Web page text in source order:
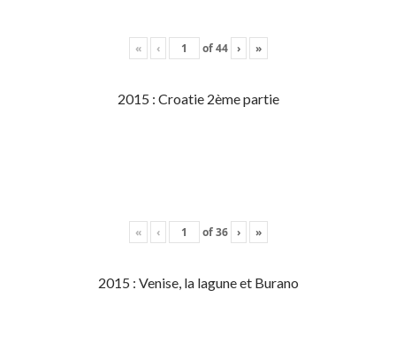
« ‹ of44 › »
2015 : Croatie 2ème partie
« ‹ of36 › »
2015 : Venise, la lagune et Burano